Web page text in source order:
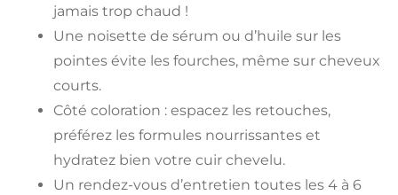
jamais trop chaud !
Une noisette de sérum ou d’huile sur les
pointes évite les fourches, même sur cheveux
courts.
Côté coloration : espacez les retouches,
préférez les formules nourrissantes et
hydratez bien votre cuir chevelu.
Un rendez-vous d’entretien toutes les 4 à 6